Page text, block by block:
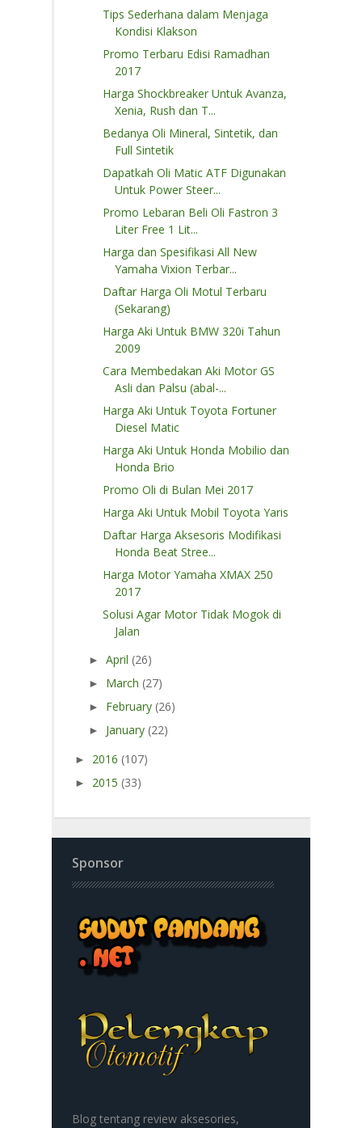
Tips Sederhana dalam Menjaga
Kondisi Klakson
Promo Terbaru Edisi Ramadhan
2017
Harga Shockbreaker Untuk Avanza,
Xenia, Rush dan T...
Bedanya Oli Mineral, Sintetik, dan
Full Sintetik
Dapatkah Oli Matic ATF Digunakan
Untuk Power Steer...
Promo Lebaran Beli Oli Fastron 3
Liter Free 1 Lit...
Harga dan Spesifikasi All New
Yamaha Vixion Terbar...
Daftar Harga Oli Motul Terbaru
(Sekarang)
Harga Aki Untuk BMW 320i Tahun
2009
Cara Membedakan Aki Motor GS
Asli dan Palsu (abal-...
Harga Aki Untuk Toyota Fortuner
Diesel Matic
Harga Aki Untuk Honda Mobilio dan
Honda Brio
Promo Oli di Bulan Mei 2017
Harga Aki Untuk Mobil Toyota Yaris
Daftar Harga Aksesoris Modifikasi
Honda Beat Stree...
Harga Motor Yamaha XMAX 250
2017
Solusi Agar Motor Tidak Mogok di
Jalan
► April (26)
► March (27)
► February (26)
► January (22)
► 2016 (107)
► 2015 (33)
Sponsor
Blog tentang review aksesories,